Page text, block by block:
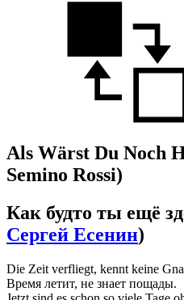
Als Wärst Du Noch
Semino Rossi)
Как будто ты ещё
Сергей Есенин)
Die Zeit verfliegt, kennt keine
Время летит, не знает пощады.